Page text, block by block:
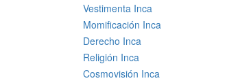
Vestimenta Inca
Momificación Inca
Derecho Inca
Religión Inca
Cosmovisión Inca